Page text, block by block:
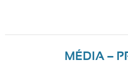
MÉDIA –